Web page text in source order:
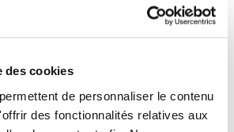
des cookies
de personnaliser le contenu
des fonctionnalités relatives aux